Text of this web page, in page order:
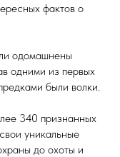
фактов о
одомашнены
одними из первых
были волки.
340 признанных
уникальные
до охоты и